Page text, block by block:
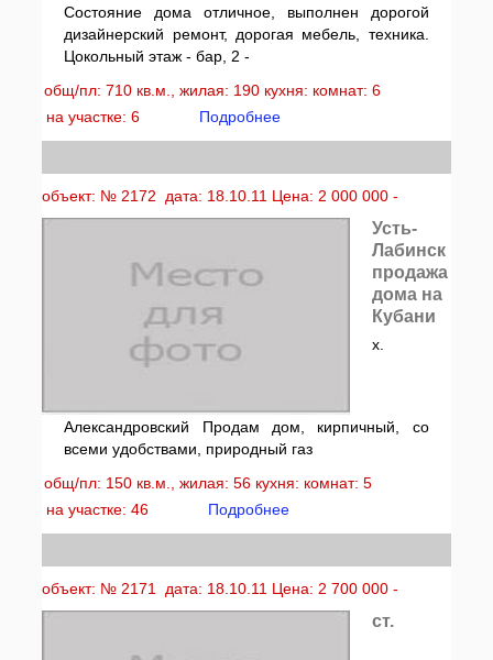
Состояние дома отличное, выполнен дорогой
дизайнерский ремонт, дорогая мебель, техника.
Цокольный этаж - бар, 2 -
общ/пл: 710 кв.м., жилая: 190 кухня: комнат: 6
на участке: 6
Подробнее
объект: № 2172 дата: 18.10.11 Цена: 2 000 000 -
Усть-
Лабинск
продажа
дома на
Кубани
х.
Александровский Продам дом, кирпичный, со
всеми удобствами, природный газ
общ/пл: 150 кв.м., жилая: 56 кухня: комнат: 5
на участке: 46
Подробнее
объект: № 2171 дата: 18.10.11 Цена: 2 700 000 -
ст.